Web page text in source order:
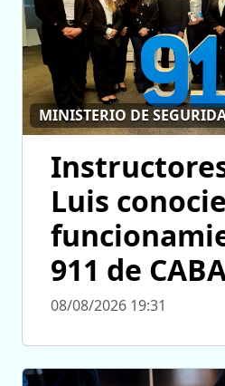
MINISTERIO DE
Luis
911 de
08/08/2026 19:31